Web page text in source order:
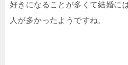
好きになることが多くて結婚に
人が多かったようですね。